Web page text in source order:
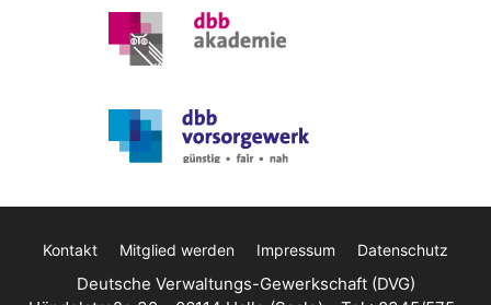
Kontakt Mitglied werden Impressum Datenschutz
Deutsche Verwaltungs-Gewerkschaft (DVG)